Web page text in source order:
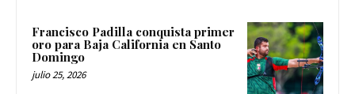
Francisco Padilla conquista primer
oro para Baja California en Santo
Domingo
julio 25, 2026